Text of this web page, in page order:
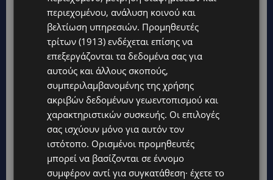
Topics
περιεχομένου, ανάλυση κοινού και
βελτίωση υπηρεσιών. Προμηθευτές
τρίτων (1913) ενδέχεται επίσης να
επεξεργάζονται τα δεδομένα σας για
αυτούς και άλλους σκοπούς,
συμπεριλαμβανομένης της χρήσης
ακριβών δεδομένων γεωεντοπισμού και
χαρακτηριστικών συσκευής. Οι επιλογές
σας ισχύουν μόνο για αυτόν τον
ιστότοπο. Ορισμένοι προμηθευτές
μπορεί να βασίζονται σε έννομο
συμφέρον αντί για συγκατάθεση· έχετε το